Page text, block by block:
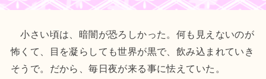
小さい頃は、暗闇が恐ろしかった。何も見えないのが
怖くて、目を凝らしても世界が黒で、飲み込まれていき
そうで。だから、毎日夜が来る事に怯えていた。